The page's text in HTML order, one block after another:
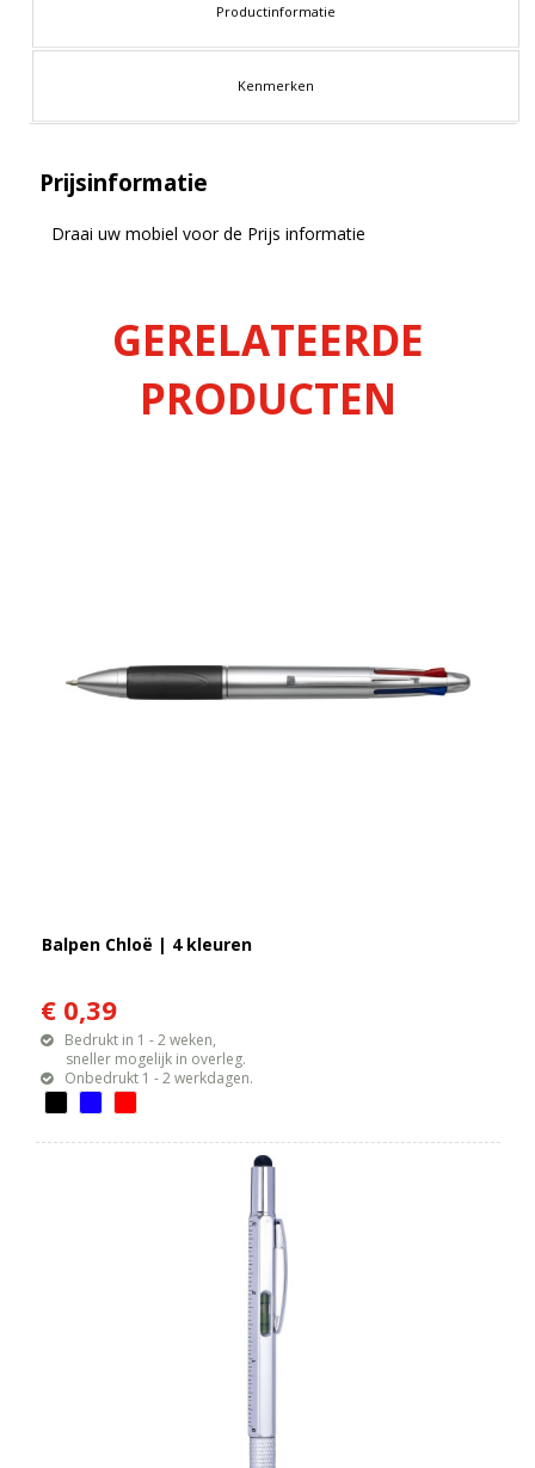
Productinformatie
Kenmerken
Prijsinformatie
Draai uw mobiel voor de Prijs informatie
GERELATEERDE
PRODUCTEN
Balpen Chloë | 4 kleuren
€ 0,39
Bedrukt in 1 - 2 weken,
sneller mogelijk in overleg.
Onbedrukt 1 - 2 werkdagen.